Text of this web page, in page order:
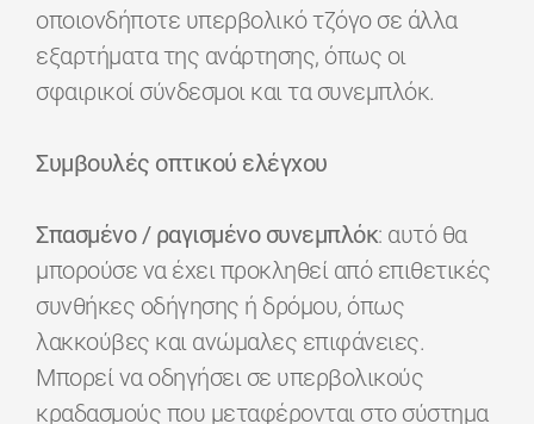
οποιονδήποτε υπερβολικό τζόγο σε άλλα
εξαρτήματα της ανάρτησης, όπως οι
σφαιρικοί σύνδεσμοι και τα συνεμπλόκ.
Συμβουλές οπτικού ελέγχου
Σπασμένο / ραγισμένο συνεμπλόκ: αυτό θα
μπορούσε να έχει προκληθεί από επιθετικές
συνθήκες οδήγησης ή δρόμου, όπως
λακκούβες και ανώμαλες επιφάνειες.
Μπορεί να οδηγήσει σε υπερβολικούς
κραδασμούς που μεταφέρονται στο σύστημα